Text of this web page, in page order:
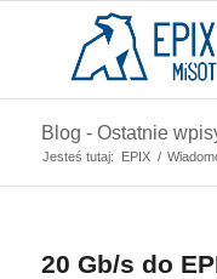
Blog - Ostatnie
Jesteś tutaj: EPIX /
20 Gb/s do